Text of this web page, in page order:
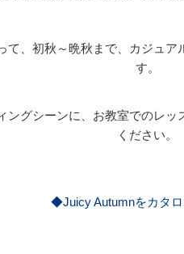
て、初秋～晩秋まで、カジュ
す。
ングシーンに、お教室でのレ
ください。
◆Juicy Autumnをカタ